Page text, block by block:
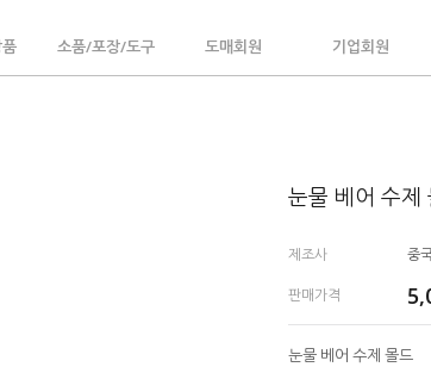
소품/포장/도구 도매회원 기업회원
눈물 베어 수제
제조사
중
판매가격
눈물 베어 수제 몰드